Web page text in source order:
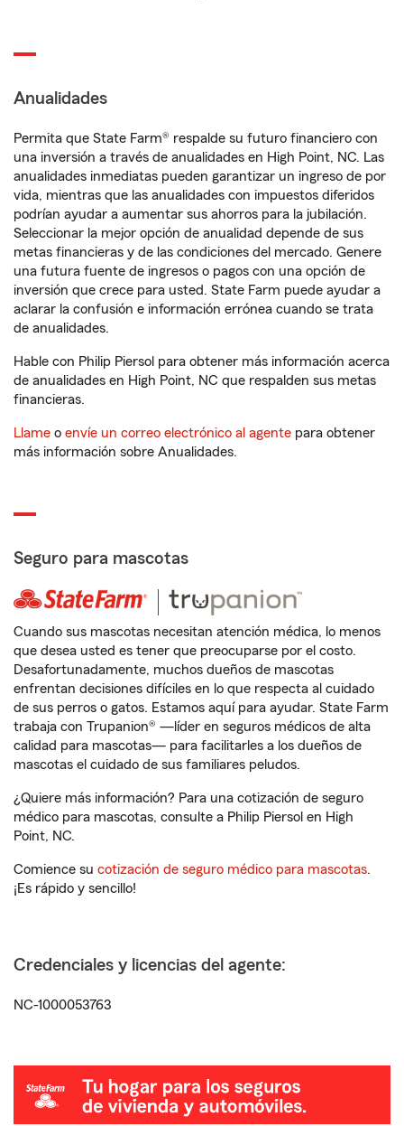
Anualidades
Permita que State Farm® respalde su futuro financiero con
una inversión a través de anualidades en High Point, NC. Las
anualidades inmediatas pueden garantizar un ingreso de por
vida, mientras que las anualidades con impuestos diferidos
podrían ayudar a aumentar sus ahorros para la jubilación.
Seleccionar la mejor opción de anualidad depende de sus
metas financieras y de las condiciones del mercado. Genere
una futura fuente de ingresos o pagos con una opción de
inversión que crece para usted. State Farm puede ayudar a
aclarar la confusión e información errónea cuando se trata
de anualidades.
Hable con Philip Piersol para obtener más información acerca
de anualidades en High Point, NC que respalden sus metas
financieras.
Llame o envíe un correo electrónico al agente para obtener
más información sobre Anualidades.
Seguro para mascotas
Cuando sus mascotas necesitan atención médica, lo menos
que desea usted es tener que preocuparse por el costo.
Desafortunadamente, muchos dueños de mascotas
enfrentan decisiones difíciles en lo que respecta al cuidado
de sus perros o gatos. Estamos aquí para ayudar. State Farm
trabaja con Trupanion® —líder en seguros médicos de alta
calidad para mascotas— para facilitarles a los dueños de
mascotas el cuidado de sus familiares peludos.
¿Quiere más información? Para una cotización de seguro
médico para mascotas, consulte a Philip Piersol en High
Point, NC.
Comience su cotización de seguro médico para mascotas.
¡Es rápido y sencillo!
Credenciales y licencias del agente:
NC-1000053763